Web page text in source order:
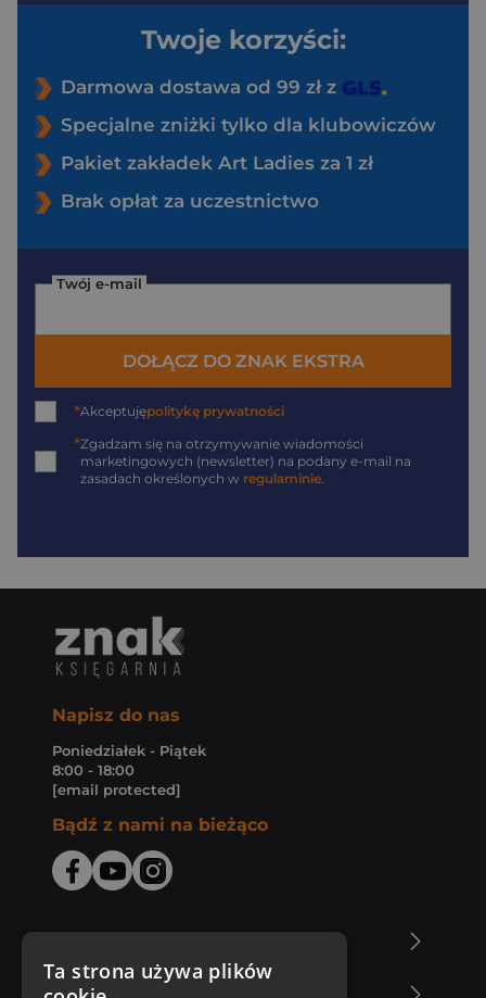
Twoje korzyści:
Darmowa dostawa od 99 zł z
Specjalne zniżki tylko dla klubowiczów
Pakiet zakładek Art Ladies za 1 zł
Brak opłat za uczestnictwo
Twój e-mail
DOŁĄCZ DO ZNAK EKSTRA
*Akceptujępolitykę prywatności
*Zgadzam się na otrzymywanie wiadomości
marketingowych (newsletter) na podany e-mail na
zasadach określonych w regulaminie.
Napisz do nas
Poniedziałek - Piątek
8:00 - 18:00
[email protected]
Bądź z nami na bieżąco
Ta strona używa plików